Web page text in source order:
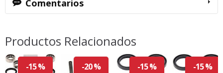
Comentarios
Productos Relacionados
-15 % -20 % -15 % -15 %